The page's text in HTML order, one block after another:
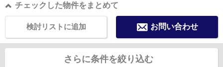
チェックした物件をまとめて
お問い合わせ
検討リストに追加
さらに条件を絞り込む